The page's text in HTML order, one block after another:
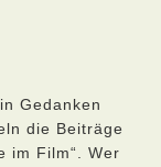
Gedanken
die Beiträge
im Film“. Wer